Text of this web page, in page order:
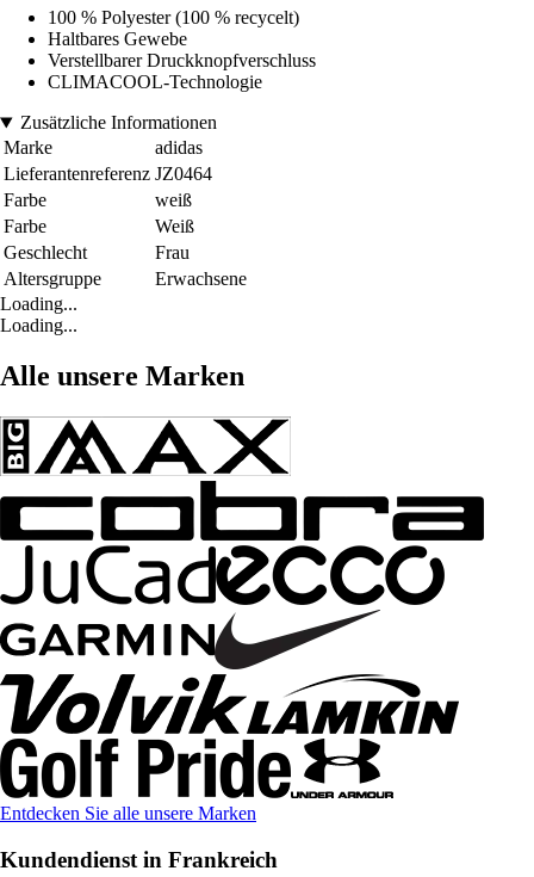
100 % Polyester (100 % recycelt)
Haltbares Gewebe
Verstellbarer Druckknopfverschluss
CLIMACOOL-Technologie
Zusätzliche Informationen
Marke
adidas
Lieferantenreferenz JZ0464
Farbe
weiß
Farbe
Weiß
Geschlecht
Frau
Altersgruppe
Erwachsene
Loading...
Loading...
Alle unsere Marken
Entdecken Sie alle unsere Marken
Kundendienst in Frankreich